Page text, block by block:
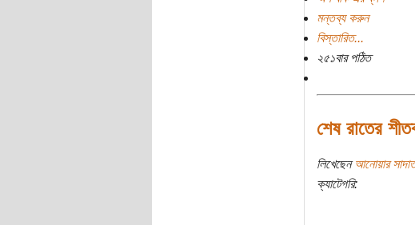
মন্তব্য করুন
বিস্তারিত...
২৫১বার পঠিত
শেষ রাতের
লিখেছেনআনোয়ার
ক্যাটেগরি: